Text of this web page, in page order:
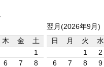
木 金
土
1
6 7
8
翌月(2026年9月)
日
月 火 水
1
2
6
7 8 9